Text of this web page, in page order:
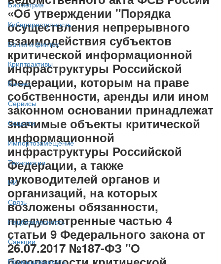
Биометрия
Киберпреступность
Банки и финтех
Криптоактивы
Бизнес
Сервисы
Соцсети
Импортозамещение
Технологии
ИИ
Связь
Нацбезопасность
Санкции
Промышленность
«Об утверждении "Порядка
осуществления непрерывного
взаимодействия субъектов
критической информационной
инфраструктуры Российской
Федерации, которым на праве
собственности, аренды или ином
законном основании принадлежат
значимые объекты критической
информационной
инфраструктуры Российской
Федерации, а также
руководителей органов и
организаций, на которых
возложены обязанности,
предусмотренные частью 4
статьи 9 Федерального закона от
26.07.2017 №187-ФЗ "О